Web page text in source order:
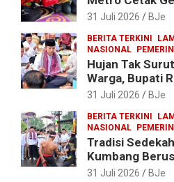
31 Juli 2026 BJe
BERITA TERKINI
NASIONAL
Hujan Tak
Warga, Bupati
Tradisi
31 Juli 2026 BJe
BERITA TERKINI
NASIONAL
Tradisi
Kumbang
Lestari, Bupati
31 Juli 2026 BJe